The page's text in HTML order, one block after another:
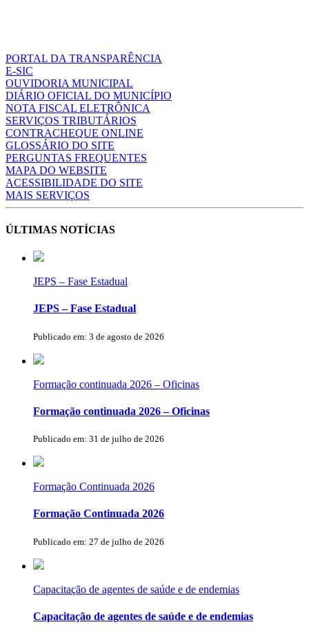
PORTAL DA TRANSPARÊNCIA
E-SIC
OUVIDORIA MUNICIPAL
DIÁRIO OFICIAL DO MUNICÍPIO
NOTA FISCAL ELETRÔNICA
SERVIÇOS TRIBUTÁRIOS
CONTRACHEQUE ONLINE
GLOSSÁRIO DO SITE
PERGUNTAS FREQUENTES
MAPA DO WEBSITE
ACESSIBILIDADE DO SITE
MAIS SERVIÇOS
ÚLTIMAS NOTÍCIAS
JEPS – Fase Estadual
JEPS – Fase Estadual
Publicado em: 3 de agosto de 2026
Formação continuada 2026 – Oficinas
Formação continuada 2026 – Oficinas
Publicado em: 31 de julho de 2026
Formação Continuada 2026
Formação Continuada 2026
Publicado em: 27 de julho de 2026
Capacitação de agentes de saúde e de endemias
Capacitação de agentes de saúde e de endemias